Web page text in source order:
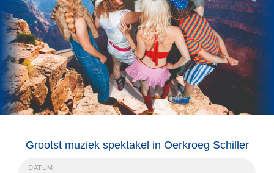
Grootst muziek spektakel in Oerkroeg Schiller
DATUM